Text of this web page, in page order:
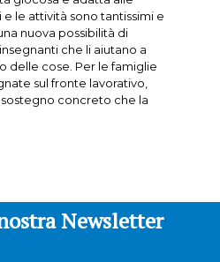
le attività sono tantissimi e
nuova possibilità di
che li aiutano a
delle cose. Per le famiglie
sul fronte lavorativo,
concreto che la
Newsletter